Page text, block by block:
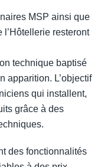
MSP ainsi que
l’Hôtellerie resteront
technique baptisé
apparition. L’objectif
qui installent,
grâce à des
des fonctionnalités